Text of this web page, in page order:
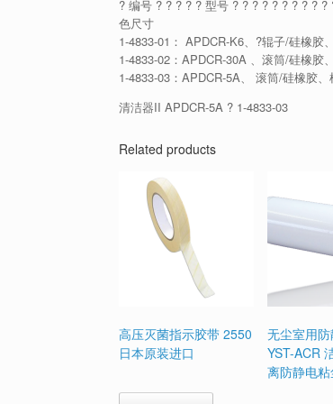
? 编号 ? ? ? ? ? 型号 ? ? ? ? ? ? ? ? ?
色尺寸
1-4833-01： APDCR-K6、?辊子/硅橡
1-4833-02：APDCR-30A 、滚筒/硅橡
1-4833-03：APDCR-5A、 滚筒/硅橡胶
清洁器II APDCR-5A ? 1-4833-03
Related products
高压灭菌指示胶带 2550
日本原装进口
无尘室用
YST-ACR
离防静电